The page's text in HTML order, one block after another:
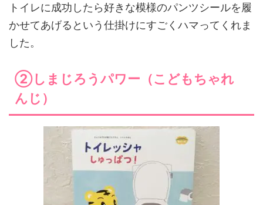
トイレに成功したら好きな模様のパンツシールを履
かせてあげるという仕掛けにすごくハマってくれま
した。
②しまじろうパワー（こどもちゃれ
んじ）